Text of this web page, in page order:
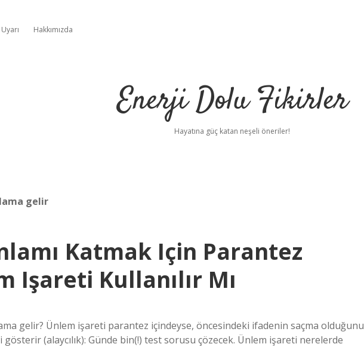
Hakkımızda
Enerji Dolu Fikirler
Hayatına güç katan neşeli öneriler!
gelir
Katmak Için Parantez
Işareti Kullanılır Mı
gelir? Ünlem işareti parantez içindeyse, öncesindeki ifadenin saçma olduğunu
(alaycılık): Günde bin(!) test sorusu çözecek. Ünlem işareti nerelerde